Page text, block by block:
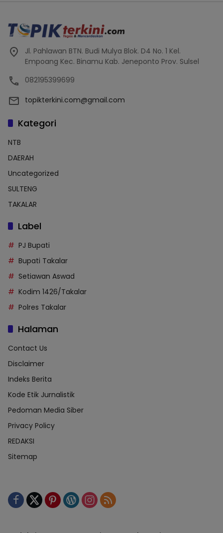
Jl. Pahlawan BTN. Budi Mulya Blok. D4 No. 1 Kel.
Empoang Kec. Binamu Kab. Jeneponto Prov. Sulsel
082195399699
topikterkini.com@gmail.com
Kategori
NTB
DAERAH
Uncategorized
SULTENG
TAKALAR
Label
PJ Bupati
Bupati Takalar
Setiawan Aswad
Kodim 1426/Takalar
Polres Takalar
Halaman
Contact Us
Disclaimer
Indeks Berita
Kode Etik Jurnalistik
Pedoman Media Siber
Privacy Policy
REDAKSI
Sitemap